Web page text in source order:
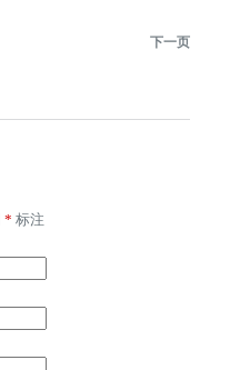
下一页
* 标注